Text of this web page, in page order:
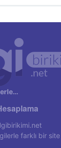
farklı bir